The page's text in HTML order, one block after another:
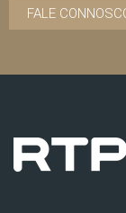
FALE